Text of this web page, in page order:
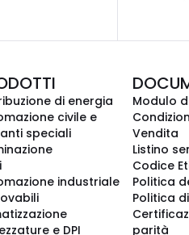
di energia
civile e
speciali
industriale
e DPI
Modulo
Vendita
Listino
Codice
Politica
Politica
parità